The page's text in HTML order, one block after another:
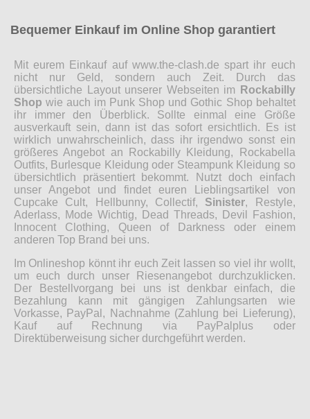
Bequemer Einkauf im Online Shop garantiert
Mit eurem Einkauf auf www.the-clash.de spart ihr euch
nicht nur Geld, sondern auch Zeit. Durch das
übersichtliche Layout unserer Webseiten im
Rockabilly
Shop wie auch im Punk Shop und Gothic Shop behaltet
ihr immer den Überblick. Sollte einmal eine Größe
ausverkauft sein, dann ist das sofort ersichtlich. Es ist
wirklich unwahrscheinlich, dass ihr irgendwo sonst ein
größeres Angebot an Rockabilly Kleidung, Rockabella
Outfits, Burlesque Kleidung oder Steampunk Kleidung so
übersichtlich präsentiert bekommt. Nutzt doch einfach
unser Angebot und findet euren Lieblingsartikel von
Cupcake Cult, Hellbunny, Collectif, Sinister, Restyle,
Aderlass, Mode Wichtig, Dead Threads, Devil Fashion,
Innocent Clothing, Queen of Darkness oder einem
anderen Top Brand bei uns.
Im Onlineshop könnt ihr euch Zeit lassen so viel ihr wollt,
um euch durch unser Riesenangebot durchzuklicken.
Der Bestellvorgang bei uns ist denkbar einfach, die
Bezahlung kann mit gängigen Zahlungsarten wie
Vorkasse, PayPal, Nachnahme (Zahlung bei Lieferung),
Kauf auf Rechnung via PayPalplus oder
Direktüberweisung sicher durchgeführt werden.